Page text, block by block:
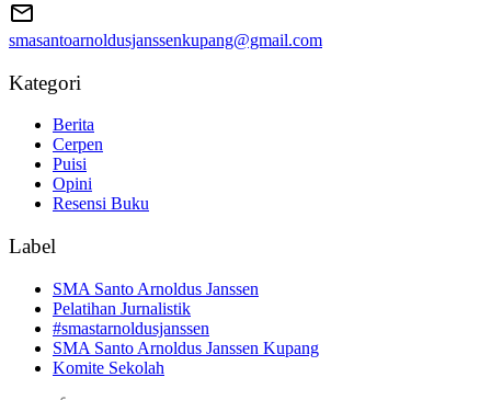
smasantoarnoldusjanssenkupang@gmail.com
Kategori
Berita
Cerpen
Puisi
Opini
Resensi Buku
Label
SMA Santo Arnoldus Janssen
Pelatihan Jurnalistik
#smastarnoldusjanssen
SMA Santo Arnoldus Janssen Kupang
Komite Sekolah